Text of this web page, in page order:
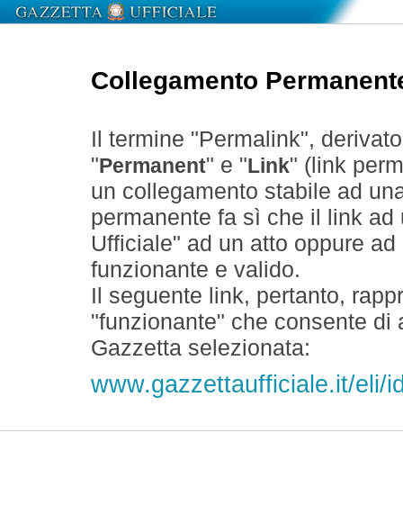
Collegamento
Il termine "Permalink",
" Permanent" e " Link" (link
un collegamento stabile ad
permanente fa sì che il link
Ufficiale" ad un atto oppure
funzionante e valido.
Il seguente link, pertanto,
"funzionante" che consente
Gazzetta selezionata:
www.gazzettaufficiale.it/eli/